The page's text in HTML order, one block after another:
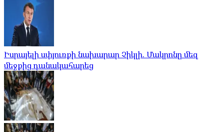
Իսրայելի սփյուռքի նախարար Չիկլի. Մակրոնը մեզ
մեջքից դանակահարեց